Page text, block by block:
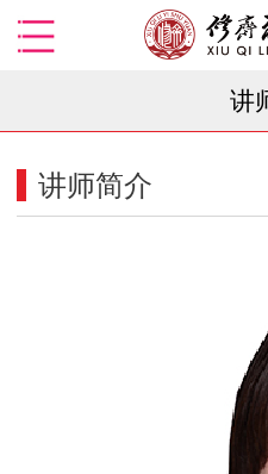
讲
讲师简介